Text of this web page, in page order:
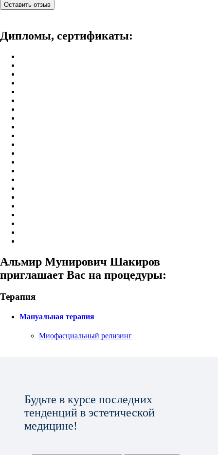
Оставить отзыв
Дипломы, сертификаты:
Альмир Мунирович Шакиров
приглашает Вас на процедуры:
Терапия
Мануальная терапия
Миофасциальный релизинг
Будьте в курсе последних
тенденций в эстетической
медицине!